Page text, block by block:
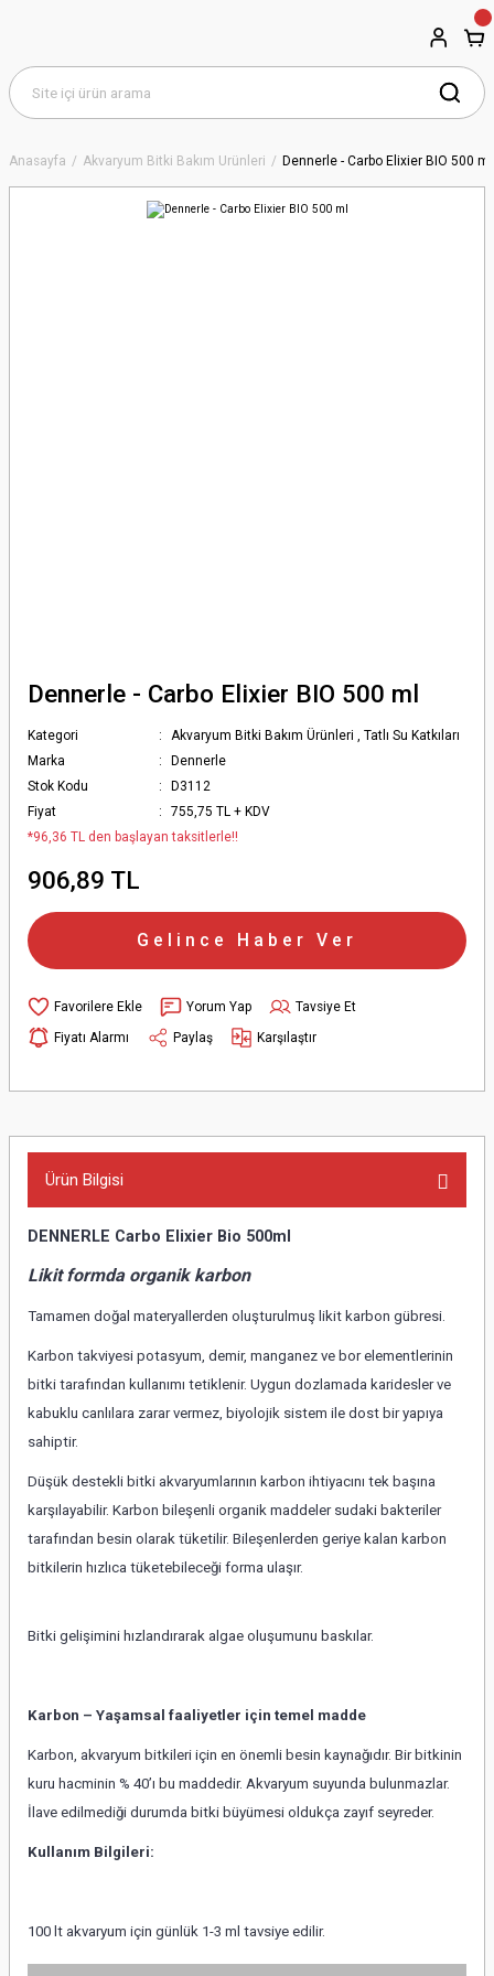
Anasayfa Akvaryum Bitki Bakım Ürünleri Dennerle - Carbo Elixier BIO 500 ml
Dennerle - Carbo Elixier BIO 500 ml
Kategori Akvaryum Bitki Bakım Ürünleri ,Tatlı Su Katkıları
Marka
Dennerle
Stok Kodu
D3112
Fiyat
755,75 TL + KDV
*96,36 TL den başlayan taksitlerle!!
906,89 TL
Gelince Haber Ver
Yorum Yap
Tavsiye Et
Fiyatı Alarmı
Paylaş Karşılaştır
Ürün Bilgisi
DENNERLE Carbo Elixier Bio 500ml
Likit formda organik karbon
Tamamen doğal materyallerden oluşturulmuş likit karbon gübresi.
Karbon takviyesi potasyum, demir, manganez ve bor elementlerinin
bitki tarafından kullanımı tetiklenir. Uygun dozlamada karidesler ve
kabuklu canlılara zarar vermez, biyolojik sistem ile dost bir yapıya
sahiptir.
Düşük destekli bitki akvaryumlarının karbon ihtiyacını tek başına
karşılayabilir. Karbon bileşenli organik maddeler sudaki bakteriler
tarafından besin olarak tüketilir. Bileşenlerden geriye kalan karbon
bitkilerin hızlıca tüketebileceği forma ulaşır.
Bitki gelişimini hızlandırarak algae oluşumunu baskılar.
Karbon – Yaşamsal faaliyetler için temel madde
Karbon, akvaryum bitkileri için en önemli besin kaynağıdır. Bir bitkinin
kuru hacminin % 40’ı bu maddedir. Akvaryum suyunda bulunmazlar.
İlave edilmediği durumda bitki büyümesi oldukça zayıf seyreder.
Kullanım Bilgileri:
100 lt akvaryum için günlük 1-3 ml tavsiye edilir.